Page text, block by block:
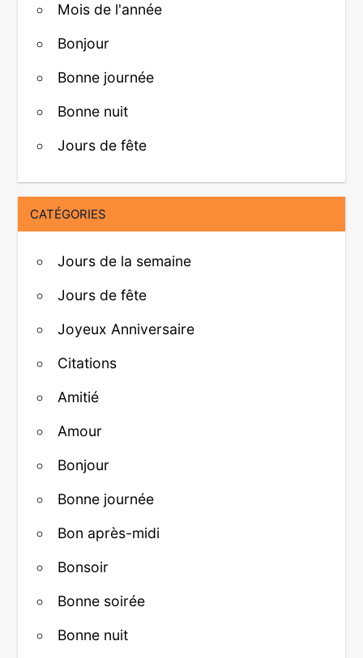
Mois de l'année
Bonjour
Bonne journée
Bonne nuit
Jours de fête
CATÉGORIES
Jours de la semaine
Jours de fête
Joyeux Anniversaire
Citations
Amitié
Amour
Bonjour
Bonne journée
Bon après-midi
Bonsoir
Bonne soirée
Bonne nuit